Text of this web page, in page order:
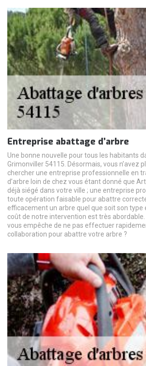
Entreprise abattage d’arbre
Une bonne nouvelle pour tous les habitants
Grimonviller 54115. Désormais, vous n’avez
chercher une entreprise professionnelle en
d’arbre loin de chez vous étant donné que
déjà siégé dans votre ville ; une entreprise
toute opération faisable pour abattre
efficacement un arbre quel que soit son type
coût de notre intervention est très abordable.
vous empêche de ne pas effectuer
collaboration pour abattre votre arbre ?